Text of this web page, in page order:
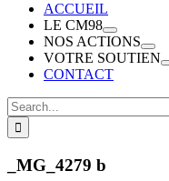
ACCUEIL
LE CM98
NOS ACTIONS
VOTRE SOUTIEN
CONTACT
Search
for:
_MG_4279 b